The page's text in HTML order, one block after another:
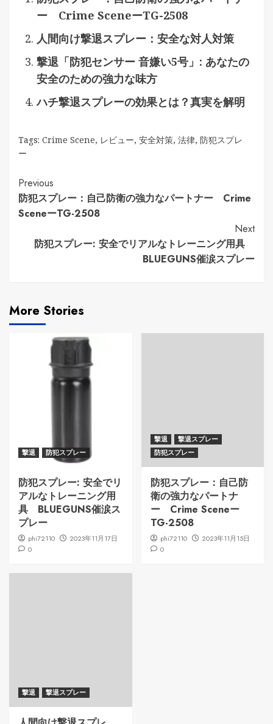
ー Crime SceneーTG-2508
人間向け撃退スプレー：安全な対人対策
撃退「防犯センサー 音嫌い5号」: あなたの
安全のための強力な味方
ハチ撃退スプレーの効果とは？真実を解明
Tags: Crime Scene, レビュー, 安全対策, 法律, 防犯スプレ
ー
Continue
Reading
Previous
防犯スプレー：自己防衛の強力なパートナー Crime
SceneーTG-2508
Next
防犯スプレー: 安全でリアルなトレーニング用具
BLUEGUNS催涙スプレー
More Stories
撃退 防犯スプレー
防犯スプレー: 安全でリ
アルなトレーニング用
具 BLUEGUNS催涙ス
プレー
phi72110
2023年11月17日
0
撃退
撃退スプレー
防犯スプレー
防犯スプレー：自己防
衛の強力なパートナ
ー Crime Sceneー
TG-2508
phi72110
2023年11月15日
0
撃退 撃退スプレー